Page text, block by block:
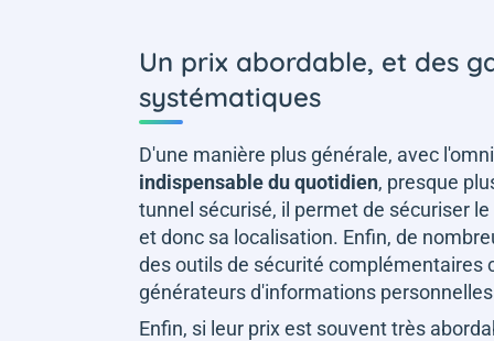
Un prix abordable, et des
systématiques
D'une manière plus générale, avec
indispensable du quotidien, presque
tunnel sécurisé, il permet de sécuriser
et donc sa localisation. Enfin, de
des outils de sécurité complémentaires
générateurs d'informations
Enfin, si leur prix est souvent très